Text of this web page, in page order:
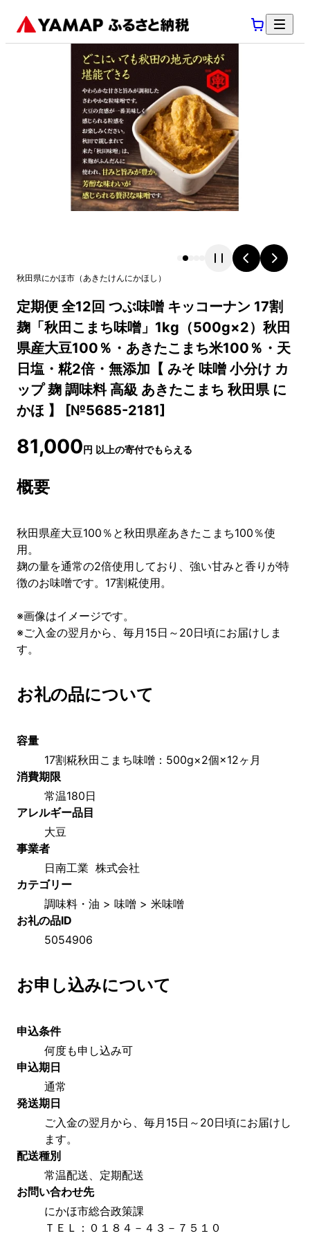
秋田県にかほ市 （あきたけんにかほし ）
定期便 全12回 つぶ味噌 キッコーナン 17割
麹「秋田こまち味噌」1kg（500g×2）秋田
県産大豆100％・あきたこまち米100％・天
日塩・糀2倍・無添加【 みそ 味噌 小分け カ
ップ 麹 調味料 高級 あきたこまち 秋田県 に
かほ 】 [№5685-2181]
81,000円 以上の寄付でもらえる
概要
秋田県産大豆100％と秋田県産あきたこまち100％使
用。
麹の量を通常の2倍使用しており、強い甘みと香りが特
徴のお味噌です。17割糀使用。
※画像はイメージです。
※ご入金の翌月から、毎月15日～20日頃にお届けしま
す。
お礼の品について
容量
17割糀秋田こまち味噌：500g×2個×12ヶ月
消費期限
常温180日
アレルギー品目
大豆
事業者
日南工業  株式会社
カテゴリー
調味料・油 > 味噌 > 米味噌
お礼の品ID
5054906
お申し込みについて
申込条件
何度も申し込み可
申込期日
通常
発送期日
ご入金の翌月から、毎月15日～20日頃にお届けし
ます。
配送種別
常温配送、定期配送
お問い合わせ先
にかほ市総合政策課
ＴＥＬ：０１８４－４３－７５１０